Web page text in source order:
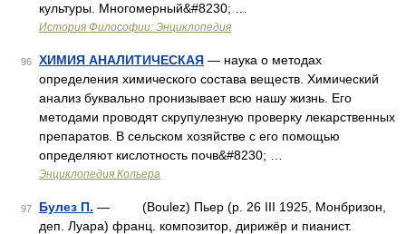
культуры. Многомерный&#8230; …
История Философии: Энциклопедия
96 ХИМИЯ АНАЛИТИЧЕСКАЯ — наука о методах
определения химического состава веществ. Химический
анализ буквально пронизывает всю нашу жизнь. Его
методами проводят скрупулезную проверку лекарственных
препаратов. В сельском хозяйстве с его помощью
определяют кислотность почв&#8230; …
Энциклопедия Кольера
97 Булез П. — (Boulez) Пьер (р. 26 III 1925, Монбризон,
деп. Луара) франц. композитор, дирижёр и пианист.